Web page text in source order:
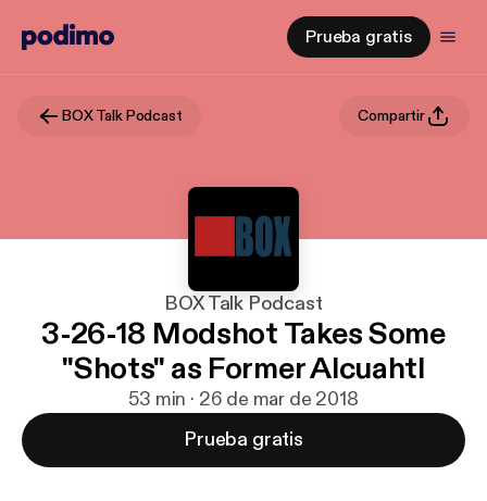
Prueba gratis
BOX Talk Podcast Compartir
BOX Talk Podcast
3-26-18 Modshot Takes Some
"Shots" as Former Alcuahtl
53 min · 26 de mar de 2018
Prueba gratis